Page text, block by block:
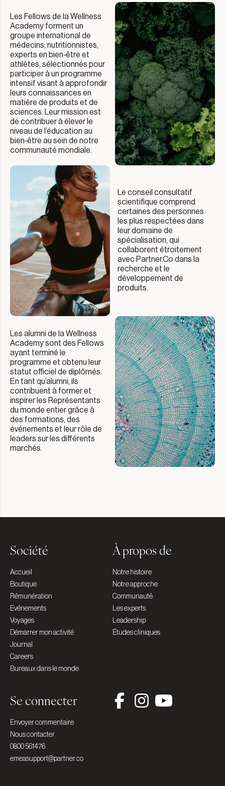
Les Fellows de la Wellness
Academy forment un
groupe international de
médecins, nutritionnistes,
experts en bien‑être et
athlètes, sélectionnés pour
participer à un programme
intensif visant à approfondir
leurs connaissances en
matière de produits et de
sciences. Leur mission est
de contribuer à élever le
niveau de l’éducation au
bien‑être au sein de notre
communauté mondiale.
Le conseil consultatif
scientifique comprend
certaines des personnes
les plus respectées dans
leur domaine de
spécialisation, qui
collaborent étroitement
avec Partner.Co dans la
recherche et le
développement de
produits.
Les alumni de la Wellness
Academy sont des Fellows
ayant terminé le
programme et obtenu leur
statut officiel de diplômés.
En tant qu’alumni, ils
contribuent à former et
inspirer les Représentants
du monde entier grâce à
des formations, des
événements et leur rôle de
leaders sur les différents
marchés.
Société
Accueil
Boutique
Rémunération
Evénements
Voyages
Démarrer mon activité
Journal
Careers
Bureaux dans le monde
À propos de
Notre histoire
Notre approche
Communauté
Les experts
Leadership
Études cliniques
Se connecter
Envoyer commentaire
Nous contacter
0800 561476
emeasupport@partner.co